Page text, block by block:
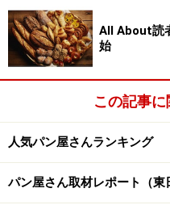
「国産小麦を使うのは、
よりも、生産者との温か
儀さんは言います。「北
人の作るものを使いた
た。可能なら、パンの原
も入るでしょう？」
All About読
始
この記事
人気パン屋さんランキング
パン屋さん取材レポート（東